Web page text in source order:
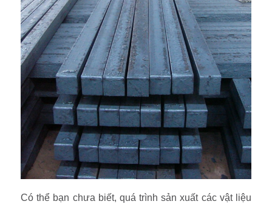
Có thể bạn chưa biết, quá trình sản xuất các vật liệu